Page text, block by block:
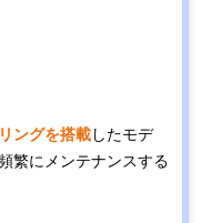
ングを搭載したモデ
繁にメンテナンスする